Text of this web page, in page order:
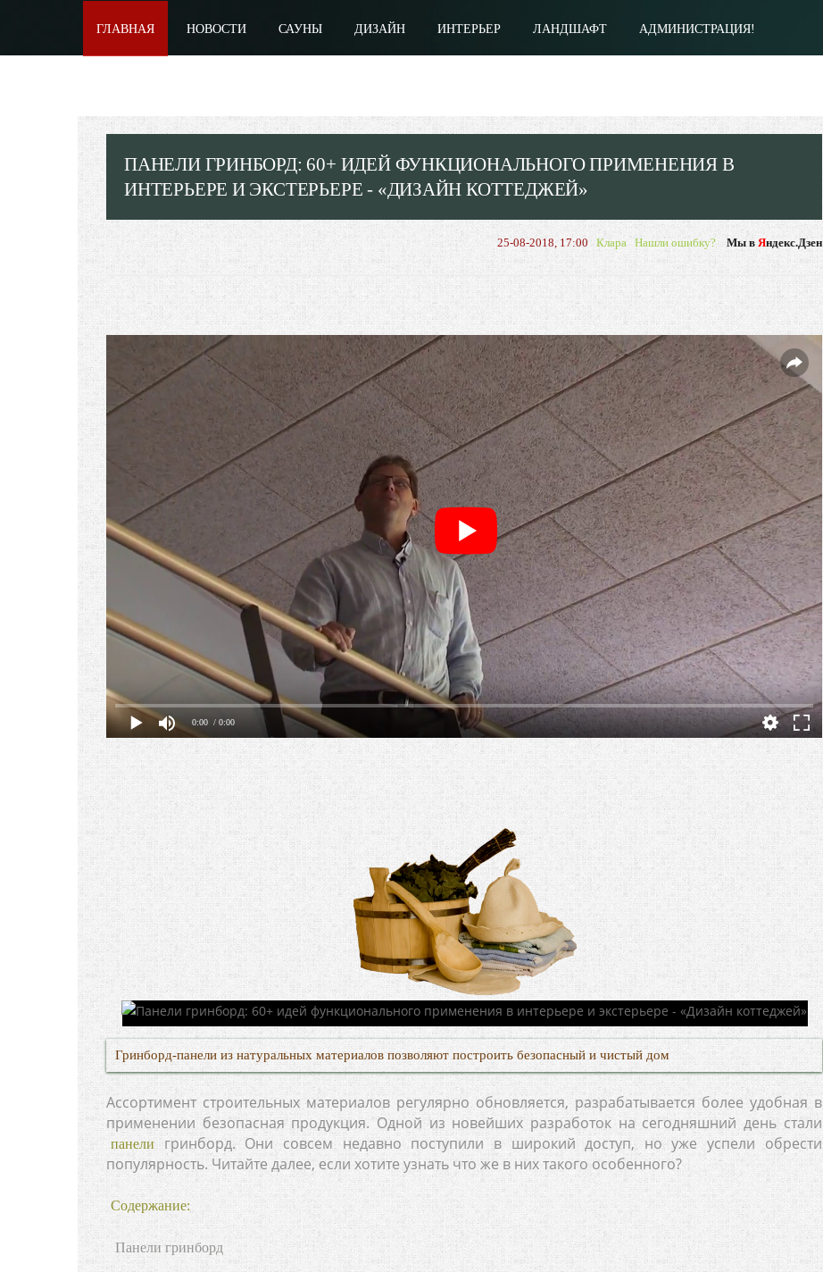
ГЛАВНАЯ НОВОСТИ САУНЫ ДИЗАЙН ИНТЕРЬЕР ЛАНДШАФТ АДМИНИСТРАЦИЯ!
ПАНЕЛИ ГРИНБОРД: 60+ ИДЕЙ ФУНКЦИОНАЛЬНОГО ПРИМЕНЕНИЯ В
ИНТЕРЬЕРЕ И ЭКСТЕРЬЕРЕ - «ДИЗАЙН КОТТЕДЖЕЙ»
25-08-2018, 17:00 Клара Нашли ошибку? Мы в Яндекс.Дзен
0:00 / 0:00
Гринборд-панели из натуральных материалов позволяют построить безопасный и чистый дом
Ассортимент строительных материалов регулярно обновляется, разрабатывается более удобная в
применении безопасная продукция. Одной из новейших разработок на сегодняшний день стали
панели
гринборд. Они совсем недавно поступили в широкий доступ, но уже успели обрести
популярность. Читайте далее, если хотите узнать что же в них такого особенного?
Содержание:
Панели гринборд